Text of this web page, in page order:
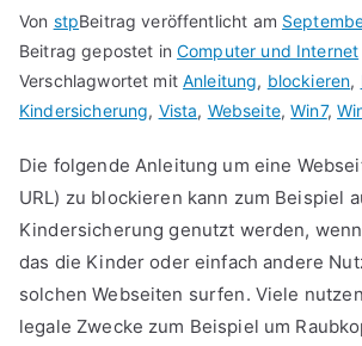
Von stpBeitrag veröffentlicht am
Beitrag gepostet inComputer und Internet
Verschlagwortet mitAnleitung, blockieren,
Kindersicherung, Vista, Webseite,Win7,
Die folgende Anleitung um eine
URL) zu blockieren kann zum Beispiel
Kindersicherung genutzt werden,
das die Kinder oder einfach andere
solchen Webseiten surfen. Viele
legale Zwecke zum Beispiel um